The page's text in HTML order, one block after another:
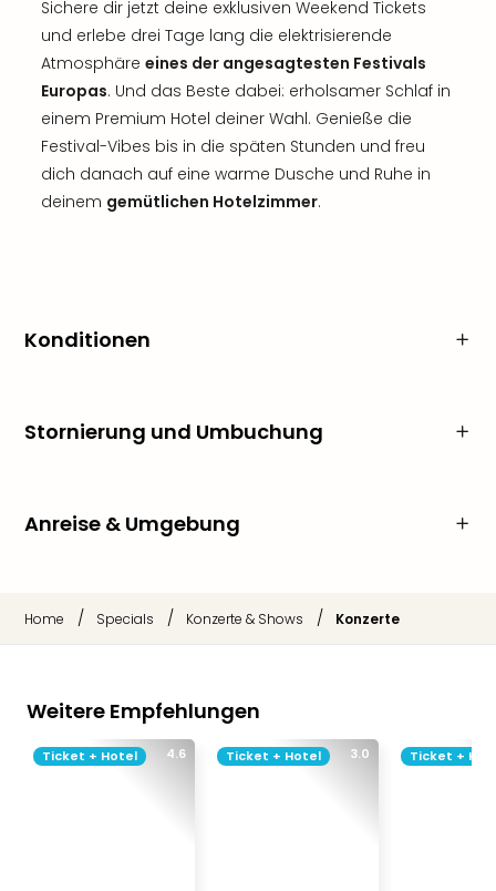
Sichere dir jetzt deine exklusiven Weekend Tickets
und erlebe drei Tage lang die elektrisierende
Atmosphäre eines der angesagtesten Festivals
Europas. Und das Beste dabei: erholsamer Schlaf in
einem Premium Hotel deiner Wahl. Genieße die
Festival-Vibes bis in die späten Stunden und freu
dich danach auf eine warme Dusche und Ruhe in
deinem gemütlichen Hotelzimmer.
Konditionen
Stornierung und Umbuchung
Anreise & Umgebung
Home / Specials / Konzerte & Shows / Konzerte
Weitere Empfehlungen
4.6
Ticket + Hotel 3.0
Ticket + Hotel Ticket +